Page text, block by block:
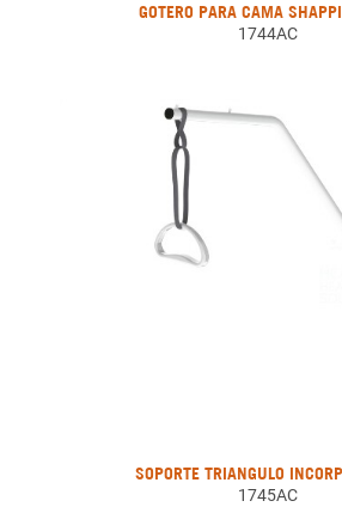
GOTERO PARA CAMA
1744AC
SOPORTE TRIANGULO
1745AC